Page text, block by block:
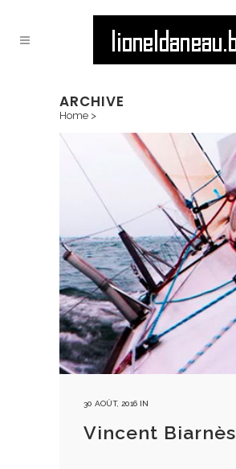
ARCHIVE
Home >
30 AOÛT, 2016 IN
Vincent Biarnès